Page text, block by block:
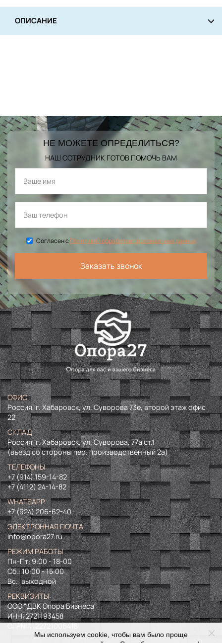
ОПИСАНИЕ
НЕ МОЖЕТЕ ОПРЕДЕЛИТЬСЯ?
НАШ СОТРУДНИК ГОТОВ ПОМОЧЬ ВАМ
Согласен сПолитикой обработки персональных данных
Заказать звонок
ОФИС
Россия, г. Хабаровск, ул. Суворова 73е, второй этаж офис
22
СКЛАД
Россия, г. Хабаровск, ул. Суворова, 77а ст.1
(въезд со стороны пер. производственный 2а)
ТЕЛЕФОНЫ
+7 (914) 159-14-82
+7 (4112) 24-14-82
WHATSAPP
+7 (924) 206-62-40
ЭЛЕКТРОННАЯ ПОЧТА
info@opora27.ru
РЕЖИМ РАБОТЫ
Пн-Пт: 9:00 - 18-00
Сб.: 10:00 - 15:00
Вс.: выходной
РЕКВИЗИТЫ:
ООО "ДВК Опора Бизнеса"
ИНН:2721193458
ОГРН:1122721006418
Мы используем cookie, чтобы вам было проще